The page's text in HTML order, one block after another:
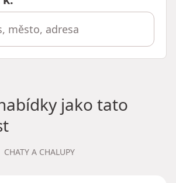
jako tato
CHATY A CHALUPY